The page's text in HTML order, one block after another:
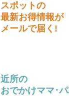
スポットの
最新お得情報が
メールで届く!
近所の
おでかけママ･